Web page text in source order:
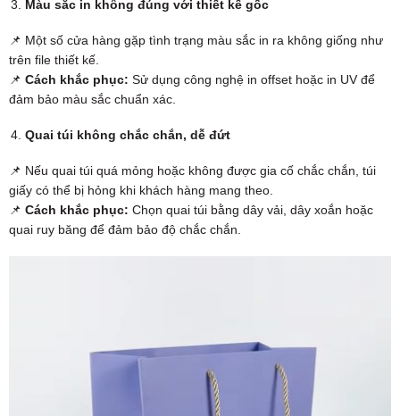
Màu sắc in không đúng với thiết kế gốc
📌 Một số cửa hàng gặp tình trạng màu sắc in ra không giống như
trên file thiết kế.
📌 Cách khắc phục: Sử dụng công nghệ in offset hoặc in UV để
đảm bảo màu sắc chuẩn xác.
Quai túi không chắc chắn, dễ đứt
📌 Nếu quai túi quá mỏng hoặc không được gia cố chắc chắn, túi
giấy có thể bị hỏng khi khách hàng mang theo.
📌 Cách khắc phục: Chọn quai túi bằng dây vải, dây xoắn hoặc
quai ruy băng để đảm bảo độ chắc chắn.